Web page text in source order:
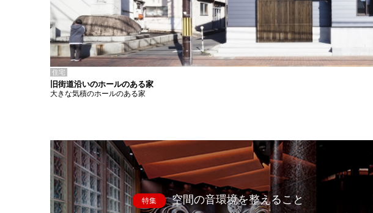
住宅
旧街道沿いのホールのある家
大きな気積のホールのある家
特集 空間の音環境を整えること